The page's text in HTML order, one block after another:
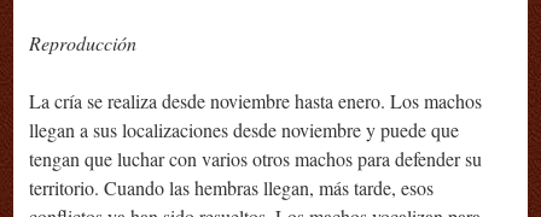
Reproducción
La cría se realiza desde noviembre hasta enero. Los machos
llegan a sus localizaciones desde noviembre y puede que
tengan que luchar con varios otros machos para defender su
territorio. Cuando las hembras llegan, más tarde, esos